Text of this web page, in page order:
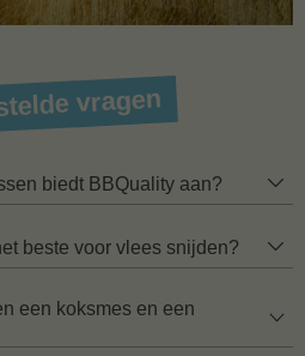
vragen
biedt BBQuality aan?
beste voor vlees snijden?
een koksmes en een